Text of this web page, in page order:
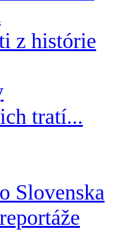
z histórie
tratí...
Slovenska